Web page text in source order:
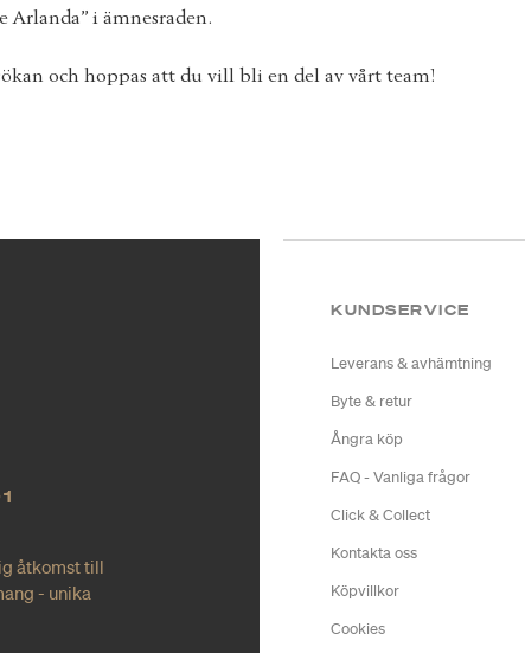
Arlanda” i ämnesraden.
och hoppas att du vill bli en del av vårt team!
åtkomst till
- unika
KUNDSERVICE
Leverans & avhämtning
Byte & retur
Ångra köp
FAQ - Vanliga frågor
Click & Collect
Kontakta oss
Köpvillkor
Cookies